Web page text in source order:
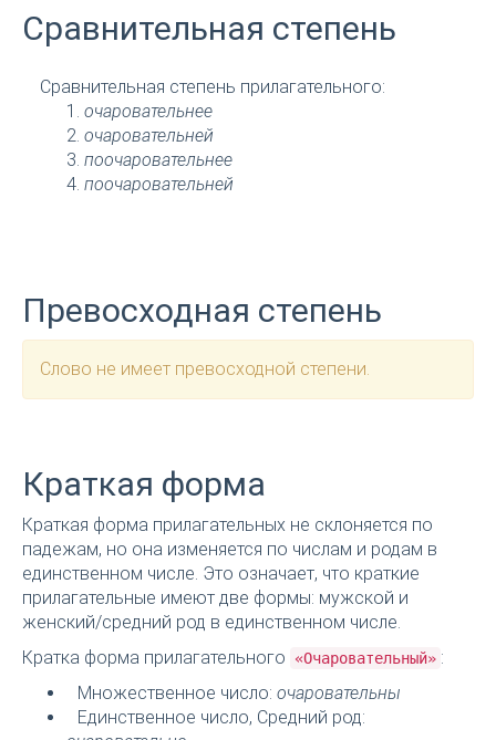
Сравнительная степень
Сравнительная степень прилагательного:
очаровательнее
очаровательней
поочаровательнее
поочаровательней
Превосходная степень
Слово не имеет превосходной степени.
Краткая форма
Краткая форма прилагательных не склоняется по
падежам, но она изменяется по числам и родам в
единственном числе. Это означает, что краткие
прилагательные имеют две формы: мужской и
женский/средний род в единственном числе.
Кратка форма прилагательного
«Очаровательный» :
Множественное число: очаровательны
Единственное число, Средний род: